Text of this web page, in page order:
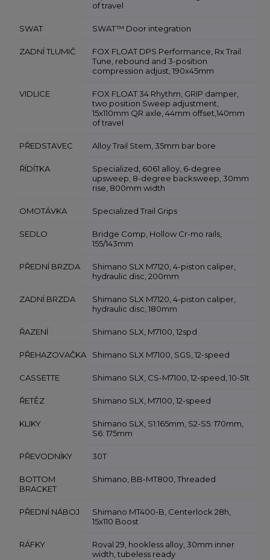
of travel
SWAT SWAT™ Door integration
ZADNÍ TLUMIČ
FOX FLOAT DPS Performance, Rx Trail
Tune, rebound and 3-position
compression adjust, 190x45mm
VIDLICE
FOX FLOAT 34 Rhythm, GRIP damper,
two position Sweep adjustment,
15x110mm QR axle, 44mm offset,140mm
of travel
PŘEDSTAVEC Alloy Trail Stem, 35mm bar bore
ŘÍDÍTKA
Specialized, 6061 alloy, 6-degree
upsweep, 8-degree backsweep, 30mm
rise, 800mm width
OMOTÁVKA Specialized Trail Grips
SEDLO
Bridge Comp, Hollow Cr-mo rails,
155/143mm
PŘEDNÍ BRZDA
Shimano SLX M7120, 4-piston caliper,
hydraulic disc, 200mm
ZADNÍ BRZDA
Shimano SLX M7120, 4-piston caliper,
hydraulic disc, 180mm
ŘAZENÍ Shimano SLX, M7100, 12spd
PŘEHAZOVAČKA Shimano SLX M7100, SGS, 12-speed
CASSETTE Shimano SLX, CS-M7100, 12-speed, 10-51t
ŘETĚZ Shimano SLX, M7100, 12-speed
KLIKY
Shimano SLX, S1:165mm, S2-S5: 170mm,
S6: 175mm
PŘEVODNÍKY 30T
BOTTOM
BRACKET
Shimano, BB-MT800, Threaded
PŘEDNÍ NÁBOJ
Shimano MT400-B, Centerlock 28h,
15x110 Boost
RÁFKY
Roval 29, hookless alloy, 30mm inner
width, tubeless ready